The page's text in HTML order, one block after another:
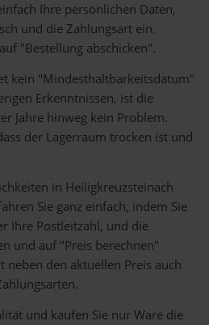
Ihre persönlichen Daten,
und die Zahlungsart ein.
"Bestellung abschicken".
kein "Mindesthaltbarkeitsdatum"
Erkenntnissen, ist die
Jahre hinweg kein Problem.
der Lagerraum trocken ist und
in Heiligkreuzsteinach
Sie ganz einfach, indem Sie
Ihre Postleitzahl, und die
und auf "Preis berechnen"
neben den aktuellen Preis auch
und kaufen Sie nur Ware die